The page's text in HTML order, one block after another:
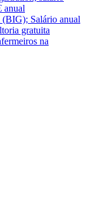
anual
Salário anual
gratuita
na